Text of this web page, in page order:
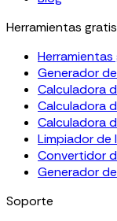
Herramientas gratis
Herramientas
Generador
Calculadora
Calculadora
Calculadora
Limpiador
Convertidor
Generador
Soporte